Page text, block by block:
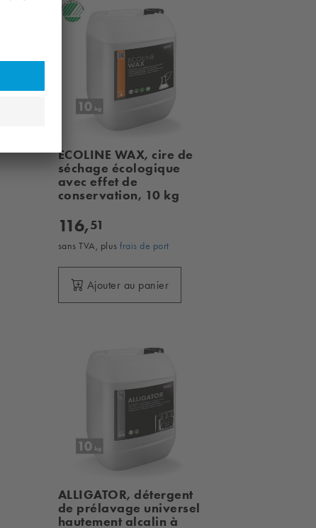
ECOLINE WAX, cire de
séchage écologique
avec effet de
conservation, 10 kg
116,51
sans TVA, plusfrais de port
Ajouter au panier
ALLIGATOR, détergent
de prélavage universel
hautement alcalin à